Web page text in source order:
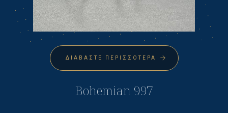
ΔΙΑΒΆΣΤΕ ΠΕΡΙΣΣΌΤΕΡΑ
Bohemian 997